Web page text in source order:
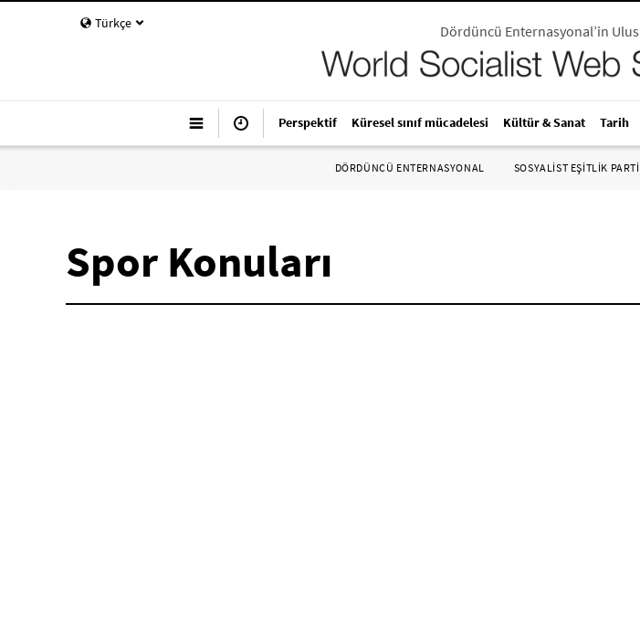
Türkçe Dördüncü Enternasyonal’in
Perspektif Küresel sınıf mücadelesi Kültür & Sanat Tarih
DÖRDÜNCÜ ENTERNASYONAL SOSYALIST EŞITLIK
Spor Konuları